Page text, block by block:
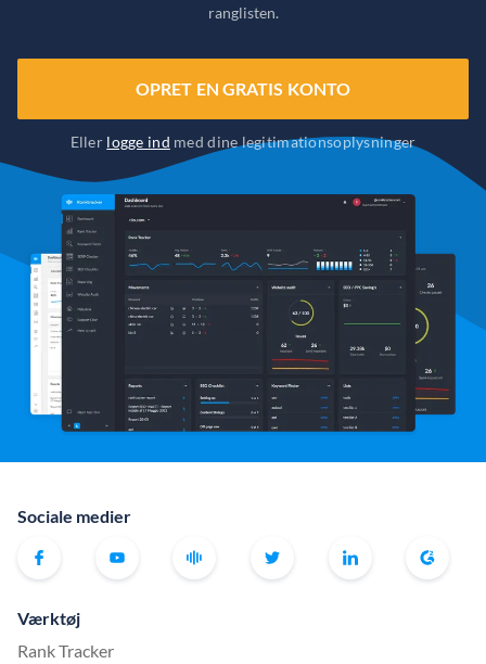
ranglisten.
OPRET EN GRATIS KONTO
Eller logge ind med dine legitimationsoplysninger
Sociale medier
Værktøj
Rank Tracker